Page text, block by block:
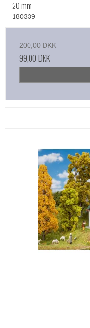
20 mm
180339
200,00 DKK
99,00 DKK